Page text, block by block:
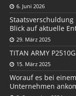
6. Juni 2026
Blick auf aktuelle
29. März 2025
TITAN ARMY
15. März 2025
Worauf es bei
Unternehmen